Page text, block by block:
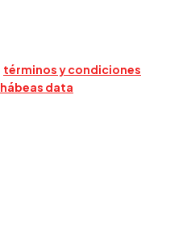
términos y condiciones
hábeas data